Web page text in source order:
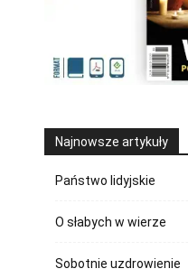
Najnowsze artykuły
Państwo lidyjskie
O słabych w wierze
Sobotnie uzdrowienie